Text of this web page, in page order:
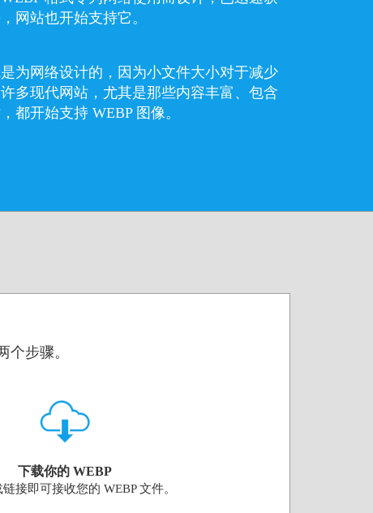
网站也开始支持它。
为网络设计的，因为小文件大小对于减少
多现代网站，尤其是那些内容丰富、包含
都开始支持 WEBP 图像。
个步骤。
下载你的 WEBP
接即可接收您的 WEBP 文件。